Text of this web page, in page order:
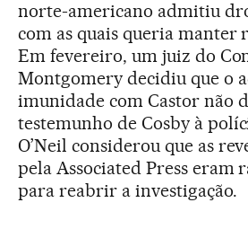
norte-americano admitiu
com as quais queria manter
Em fevereiro, um juiz do
Montgomery decidiu que o
imunidade com Castor não
testemunho de Cosby à
O’Neil considerou que as
pela Associated Press eram
para reabrir a investigação.